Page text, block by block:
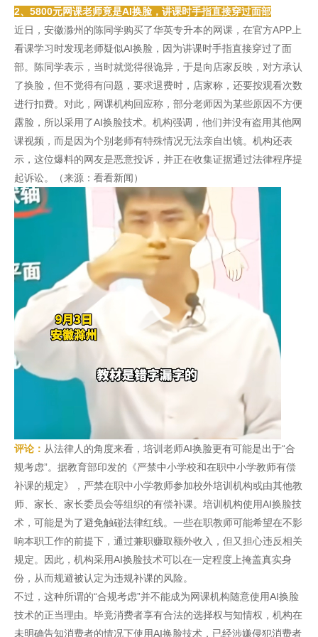
2、5800元网课老师竟是AI换脸，讲课时手指直接穿过面部
近日，安徽滁州的陈同学购买了华英专升本的网课，在官方APP上
看课学习时发现老师疑似AI换脸，因为讲课时手指直接穿过了面
部。陈同学表示，当时就觉得很诡异，于是向店家反映，对方承认
了换脸，但不觉得有问题，要求退费时，店家称，还要按观看次数
进行扣费。对此，网课机构回应称，部分老师因为某些原因不方便
露脸，所以采用了AI换脸技术。机构强调，他们并没有盗用其他网
课视频，而是因为个别老师有特殊情况无法亲自出镜。机构还表
示，这位爆料的网友是恶意投诉，并正在收集证据通过法律程序提
起诉讼‌。（来源：看看新闻）
评论： 从法律人的角度来看，培训老师AI换脸更有可能是出于“合
规考虑”。据教育部印发的《严禁中小学校和在职中小学教师有偿
补课的规定》，严禁在职中小学教师参加校外培训机构或由其他教
师、家长、家长委员会等组织的有偿补课。培训机构使用AI换脸技
术，可能是为了避免触碰法律红线。一些在职教师可能希望在不影
响本职工作的前提下，通过兼职赚取额外收入，但又担心违反相关
规定。因此，机构采用AI换脸技术可以在一定程度上掩盖真实身
份，从而规避被认定为违规补课的风险。
不过，这种所谓的“合规考虑”并不能成为网课机构随意使用AI换脸
技术的正当理由。毕竟消费者享有合法的选择权与知情权，机构在
未明确告知消费者的情况下使用AI换脸技术，已经涉嫌侵犯消费者